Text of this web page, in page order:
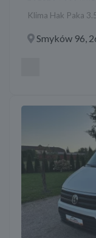
Klima Hak Paka
Smyków 96,